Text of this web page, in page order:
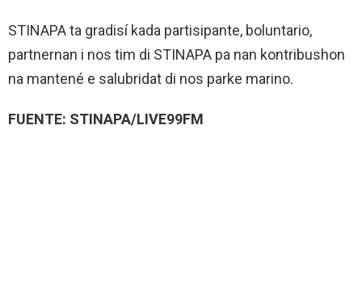
STINAPA ta gradisí kada partisipante, boluntario,
partnernan i nos tim di STINAPA pa nan kontribushon
na mantené e salubridat di nos parke marino.
FUENTE: STINAPA/LIVE99FM